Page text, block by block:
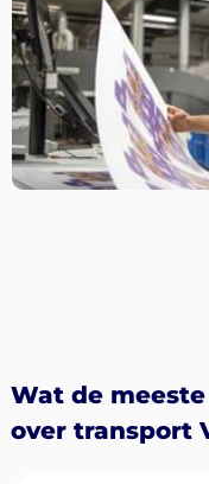
Wat de
over transport